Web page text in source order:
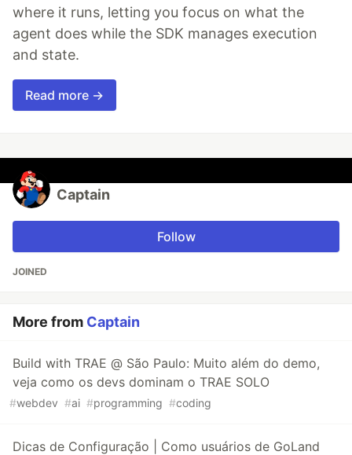
where it runs, letting you focus on what the
agent does while the SDK manages execution
and state.
Read more →
Captain
Follow
JOINED
More from Captain
Build with TRAE @ São Paulo: Muito além do demo,
veja como os devs dominam o TRAE SOLO
#webdev #ai #programming #coding
Dicas de Configuração | Como usuários de GoLand